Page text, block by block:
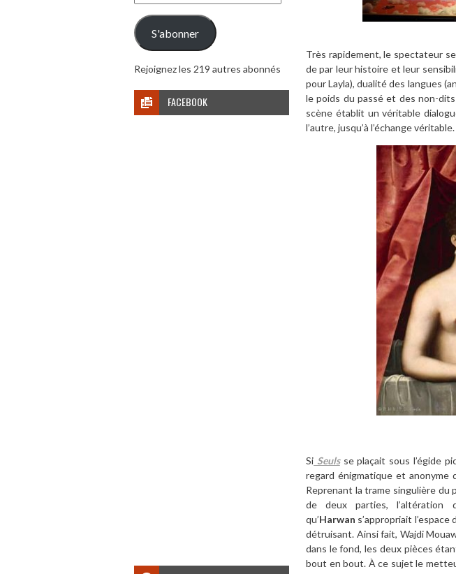
Très rapidement, le spectateur
de par leur histoire et leur
pour Layla), dualité des langues
le poids du passé et des non-
scène établit un véritable
l’autre, jusqu’à l’échange véritable.
Si Seulsse plaçait sous l’égide
regard énigmatique et anonyme
Reprenant la trame singulière du
de deux parties, l’altération
qu’Harwan s’appropriait l’espace
détruisant. Ainsi fait, Wajdi
dans le fond, les deux pièces
bout en bout. À ce sujet le
e-
mail
S'abonner
Rejoignez les 219 autres abonnés
FACEBOOK